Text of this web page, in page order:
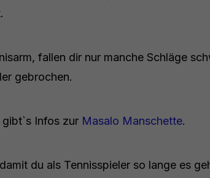
fallen dir nur manche Schläge
gebrochen.
gibt`s Infos zur Masalo Manschette.
du als Tennisspieler so lange es